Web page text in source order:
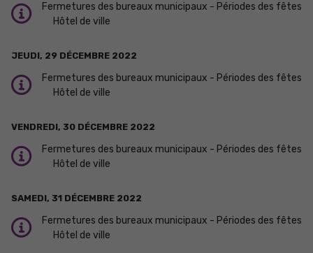
Fermetures des bureaux municipaux - Périodes des fêtes
Hôtel de ville
JEUDI, 29 DÉCEMBRE 2022
Fermetures des bureaux municipaux - Périodes des fêtes
Hôtel de ville
VENDREDI, 30 DÉCEMBRE 2022
Fermetures des bureaux municipaux - Périodes des fêtes
Hôtel de ville
SAMEDI, 31 DÉCEMBRE 2022
Fermetures des bureaux municipaux - Périodes des fêtes
Hôtel de ville